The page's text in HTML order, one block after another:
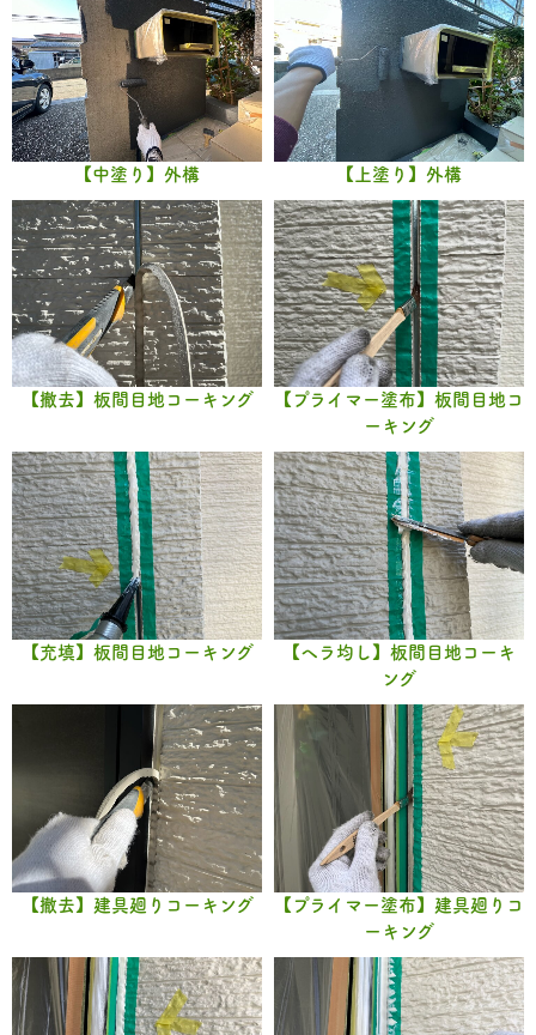
【中塗り】外構 【上塗り】外構
【撤去】板間目地コーキング
【プライマー塗布】板間目地コ
ーキング
【充填】板間目地コーキング
【ヘラ均し】板間目地コーキ
ング
【撤去】建具廻りコーキング
【プライマー塗布】建具廻りコ
ーキング